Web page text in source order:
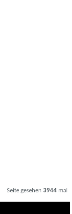
Seite gesehen 3944 mal